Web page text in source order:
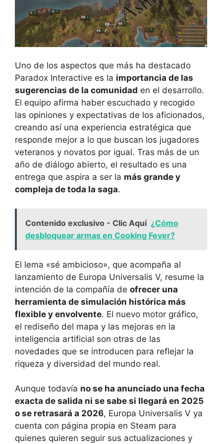
Uno de los aspectos que más ha destacado
Paradox Interactive es la importancia de las
sugerencias de la comunidad en el desarrollo.
El equipo afirma haber escuchado y recogido
las opiniones y expectativas de los aficionados,
creando así una experiencia estratégica que
responde mejor a lo que buscan los jugadores
veteranos y novatos por igual. Tras más de un
año de diálogo abierto, el resultado es una
entrega que aspira a ser la más grande y
compleja de toda la saga.
Contenido exclusivo - Clic Aquí ¿Cómo
desbloquear armas en Cooking Fever?
El lema «sé ambicioso», que acompaña al
lanzamiento de Europa Universalis V, resume la
intención de la compañía de ofrecer una
herramienta de simulación histórica más
flexible y envolvente. El nuevo motor gráfico,
el rediseño del mapa y las mejoras en la
inteligencia artificial son otras de las
novedades que se introducen para reflejar la
riqueza y diversidad del mundo real.
Aunque todavía no se ha anunciado una fecha
exacta de salida ni se sabe si llegará en 2025
o se retrasará a 2026, Europa Universalis V ya
cuenta con página propia en Steam para
quienes quieren seguir sus actualizaciones y